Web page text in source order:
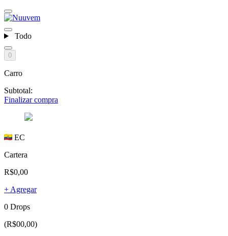
Todo
0
Carro
Subtotal:
Finalizar compra
EC
Cartera
R$0,00
+ Agregar
0 Drops
(R$00,00)